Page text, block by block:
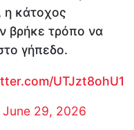
η κάτοχος
βρήκε τρόπο να
γήπεδο.
UTJzt8ohU1
June 29, 2026